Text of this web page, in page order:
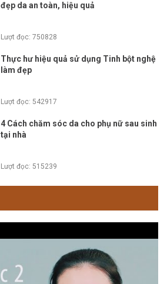
đẹp da an toàn, hiệu quả
Lượt đọc: 750828
Thực hư hiệu quả sử dụng Tinh bột nghệ
làm đẹp
Lượt đọc: 542917
4 Cách chăm sóc da cho phụ nữ sau sinh
tại nhà
Lượt đọc: 515239